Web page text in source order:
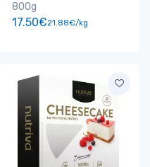
800g
17.50€21.88€/kg